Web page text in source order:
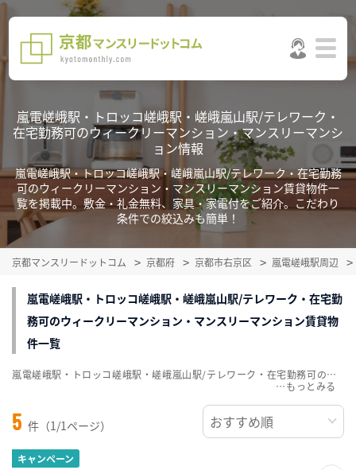
嵐電嵯峨駅・トロッコ嵯峨駅・嵯峨嵐山駅/テレワーク・
在宅勤務可のウィークリーマンション・マンスリーマンシ
ョン情報
嵐電嵯峨駅・トロッコ嵯峨駅・嵯峨嵐山駅/テレワーク・在宅勤務
可のウィークリーマンション・マンスリーマンション賃貸物件一
覧を掲載中。敷金・礼金無料、家具・家電付をご紹介。こだわり
条件での絞込みも簡単！
京都マンスリードットコム 京都府 京都市右京区 嵐電嵯峨駅周辺
嵐電嵯峨駅・トロッコ嵯峨駅・嵯峨嵐山駅/テレワーク・在宅勤
務可のウィークリーマンション・マンスリーマンション賃貸物
件一覧
5 件（1/1ページ）
キャンペーン
嵐電嵯峨駅・トロッコ嵯峨駅・嵯峨嵐山駅/テレワーク・在宅勤務可のウィークリーマンション・マンスリーマンション賃貸物件一覧を掲載中。敷金・礼金無料、家具・家電付をご紹介。こだわり条件での絞込みも簡単！
…